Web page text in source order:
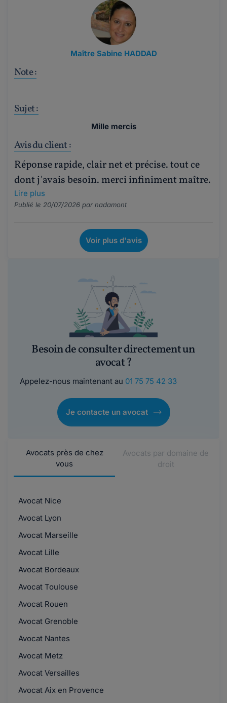
Maître Sabine HADDAD
Note :
Sujet :
Mille mercis
Avis du client :
Réponse rapide, clair net et précise. tout ce
dont j'avais besoin. merci infiniment maître.
Lire plus
Publié le 20/07/2026 par nadamont
Voir plus d'avis
Besoin de consulter directement un
avocat ?
Appelez-nous maintenant au 01 75 75 42 33
Je contacte un avocat
Avocats près de chez
vous
Avocats par domaine de
droit
Avocat Nice
Avocat Lyon
Avocat Marseille
Avocat Lille
Avocat Bordeaux
Avocat Toulouse
Avocat Rouen
Avocat Grenoble
Avocat Nantes
Avocat Metz
Avocat Versailles
Avocat Aix en Provence